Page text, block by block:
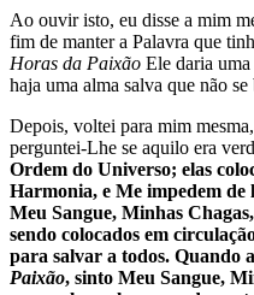
Ao ouvir isto, eu disse a mim
fim de manter a Palavra que
Horas da Paixão Ele daria
haja uma alma salva que não se
Depois, voltei para mim
perguntei-Lhe se aquilo era
Ordem do Universo; elas
Harmonia, e Me impedem
Meu Sangue, Minhas
sendo colocados em
para salvar a todos. Quando
Paixão, sinto Meu Sangue,